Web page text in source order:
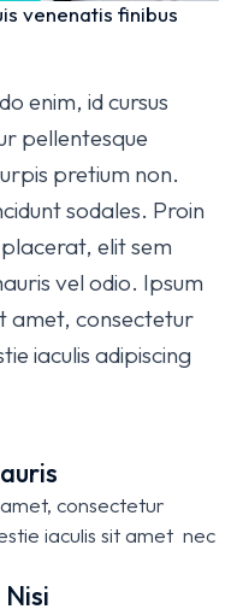
venenatis finibus
enim, id cursus
pellentesque
pretium non.
sodales. Proin
elit sem
vel odio. Ipsum
amet, consectetur
iaculis adipiscing
consectetur
iaculis sit amet nec
Nisi